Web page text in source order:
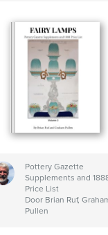
Pottery Gazette
Supplements and
Price List
Door Brian Ruf,
Pullen